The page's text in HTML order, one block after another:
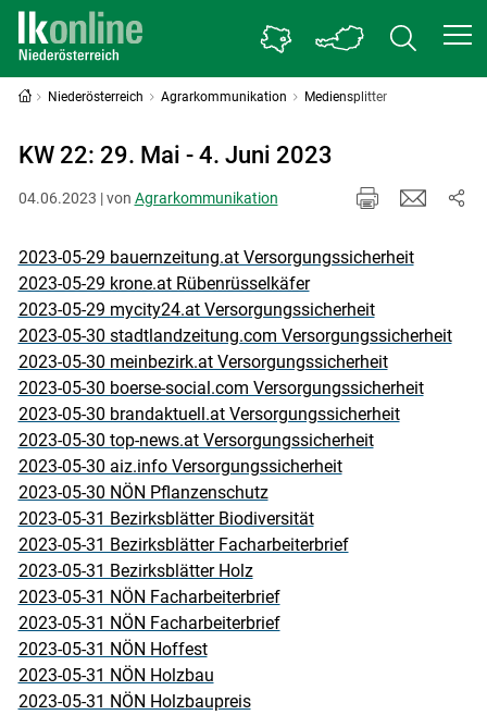
Niederösterreich Agrarkommunikation Mediensplitter
KW 22: 29. Mai - 4. Juni 2023
04.06.2023 | von Agrarkommunikation
2023-05-29 bauernzeitung.at Versorgungssicherheit
2023-05-29 krone.at Rübenrüsselkäfer
2023-05-29 mycity24.at Versorgungssicherheit
2023-05-30 stadtlandzeitung.com Versorgungssicherheit
2023-05-30 meinbezirk.at Versorgungssicherheit
2023-05-30 boerse-social.com Versorgungssicherheit
2023-05-30 brandaktuell.at Versorgungssicherheit
2023-05-30 top-news.at Versorgungssicherheit
2023-05-30 aiz.info Versorgungssicherheit
2023-05-30 NÖN Pflanzenschutz
2023-05-31 Bezirksblätter Biodiversität
2023-05-31 Bezirksblätter Facharbeiterbrief
2023-05-31 Bezirksblätter Holz
2023-05-31 NÖN Facharbeiterbrief
2023-05-31 NÖN Facharbeiterbrief
2023-05-31 NÖN Hoffest
2023-05-31 NÖN Holzbau
2023-05-31 NÖN Holzbaupreis